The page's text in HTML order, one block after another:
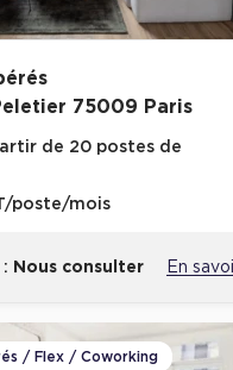
75009 Paris
de 20 postes de
poste/mois
Nous consulter En
/ Flex / Coworking